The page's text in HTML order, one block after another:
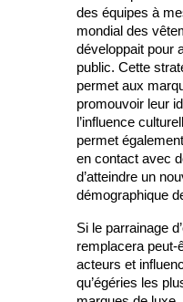
des équipes à
mondial des
développait pour
public. Cette
permet aux
promouvoir leur
l’influence
permet
en contact avec
d’atteindre un
démographique
Si le parrainage
remplacera peut-
acteurs et
qu’égéries les